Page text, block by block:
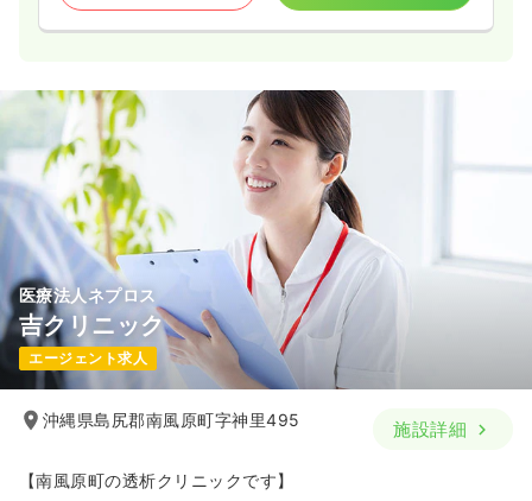
医療法人ネプロス
吉クリニック
エージェント求人
沖縄県島尻郡南風原町字神里495 施設詳細
【南風原町の透析クリニックです】